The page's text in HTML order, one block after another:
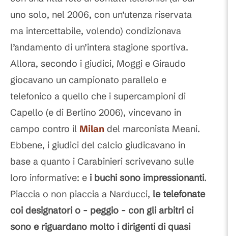
uno solo, nel 2006, con un’utenza riservata
ma intercettabile, volendo) condizionava
l’andamento di un’intera stagione sportiva.
Allora, secondo i giudici, Moggi e Giraudo
giocavano un campionato parallelo e
telefonico a quello che i supercampioni di
Capello (e di Berlino 2006), vincevano in
campo contro il Milan del marconista Meani.
Ebbene, i giudici del calcio giudicavano in
base a quanto i Carabinieri scrivevano sulle
loro informative: e i buchi sono impressionanti.
Piaccia o non piaccia a Narducci, le telefonate
coi designatori o - peggio - con gli arbitri ci
sono e riguardano molto i dirigenti di quasi